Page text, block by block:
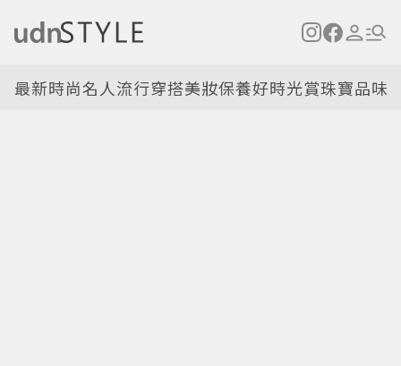
最新時尚名人流行穿搭美妝保養好時光賞珠寶品味